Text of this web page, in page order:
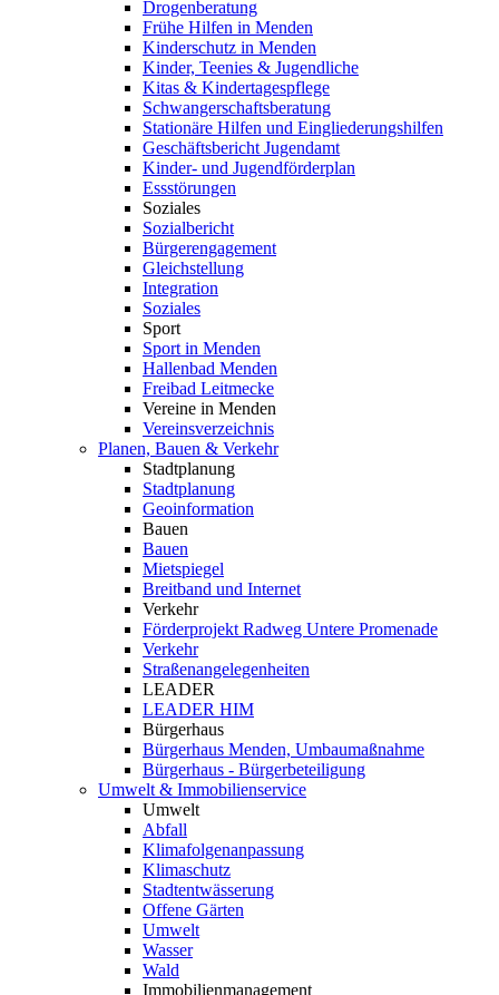
Drogenberatung
Frühe Hilfen in Menden
Kinderschutz in Menden
Kinder, Teenies & Jugendliche
Kitas & Kindertagespflege
Schwangerschaftsberatung
Stationäre Hilfen und Eingliederungshilfen
Geschäftsbericht Jugendamt
Kinder- und Jugendförderplan
Essstörungen
Soziales
Sozialbericht
Bürgerengagement
Gleichstellung
Integration
Soziales
Sport
Sport in Menden
Hallenbad Menden
Freibad Leitmecke
Vereine in Menden
Vereinsverzeichnis
Planen, Bauen & Verkehr
Stadtplanung
Stadtplanung
Geoinformation
Bauen
Bauen
Mietspiegel
Breitband und Internet
Verkehr
Förderprojekt Radweg Untere Promenade
Verkehr
Straßenangelegenheiten
LEADER
LEADER HIM
Bürgerhaus
Bürgerhaus Menden, Umbaumaßnahme
Bürgerhaus - Bürgerbeteiligung
Umwelt & Immobilienservice
Umwelt
Abfall
Klimafolgenanpassung
Klimaschutz
Stadtentwässerung
Offene Gärten
Umwelt
Wasser
Wald
Immobilienmanagement